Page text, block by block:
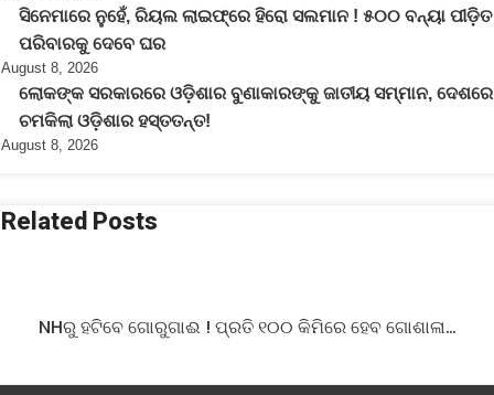
ସିନେମାରେ ନୁହେଁ, ରିୟଲ ଲାଇଫ୍‌ରେ ହିରୋ ସଲମାନ ! ୫୦୦ ବନ୍ୟା ପୀଡ଼ିତ
ପରିବାରକୁ ଦେବେ ଘର
August 8, 2026
ଲୋକଙ୍କ ସରକାରରେ ଓଡ଼ିଶାର ବୁଣାକାରଙ୍କୁ ଜାତୀୟ ସମ୍ମାନ, ଦେଶରେ
ଚମକିଲା ଓଡ଼ିଶାର ହସ୍ତତନ୍ତ!
August 8, 2026
Related Posts
NHରୁ ହଟିବେ ଗୋରୁଗାଈ ! ପ୍ରତି ୧୦୦ କିମିରେ ହେବ ଗୋଶାଳା…